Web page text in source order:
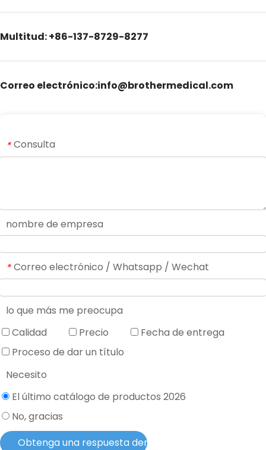
Multitud: +86-137-8729-8277
Correo electrónico:info@brothermedical.com
* Consulta
nombre de empresa
* Correo electrónico / Whatsapp / Wechat
lo que más me preocupa
Calidad
Precio
Fecha de entrega
Proceso de dar un título
Necesito
El último catálogo de productos 2026
No, gracias
Obtenga una respuesta dentro de 2 horas